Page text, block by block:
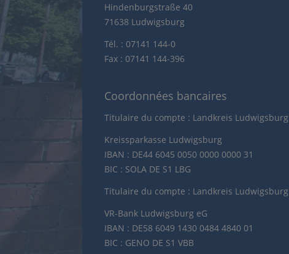
Hindenburgstraße 40
71638 Ludwigsburg
Tél. : 07141 144-0
Fax : 07141 144-396
Coordonnées bancaires
Titulaire du compte : Landkreis Ludwigsburg
Kreissparkasse Ludwigsburg
IBAN : DE44 6045 0050 0000 0000 31
BIC : SOLA DE S1 LBG
Titulaire du compte : Landkreis Ludwigsburg
VR-Bank Ludwigsburg eG
IBAN : DE58 6049 1430 0484 4840 01
BIC : GENO DE S1 VBB